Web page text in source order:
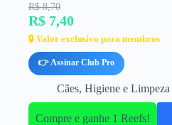
R$ 8,70
R$ 7,40
🔒 Valor exclusivo para membros
👉 Assinar Club Pro
Cães, Higiene e Limpeza
Compre e ganhe 1 Reefs!